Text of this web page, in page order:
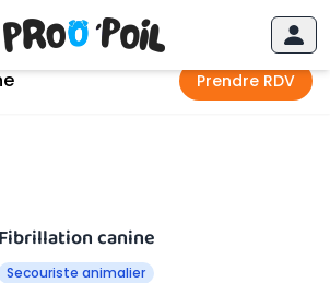
canine
Prendre RDV
Fibrillation canine
Secouriste animalier